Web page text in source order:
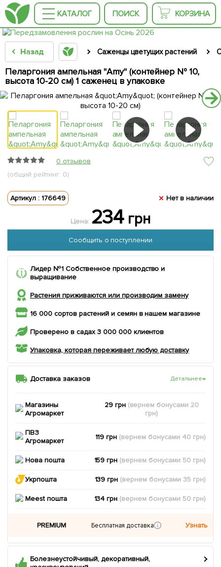
КАТАЛОГ ПОИСК КОРЗИНА
Назад Саженцы цветущих растений
Пеларгония ампельная "Amy" (контейнер № 10,
высота 10-20 см) 1 саженец в упаковке
0 отзывов
(общий рейтинг: 0)
Артикул : 176649 Нет в наличии
Цена: 234грн
Сообщить о поступлении
Лидер №1 Собственное производство и
выращивание
Растения приживаются или производим замену
16 000 сортов растений и семян в нашем магазине
Проверено в садах 3 000 000 клиентов
Упаковка, которая переживает любую доставку
Доставка заказов Детальнее→
Магазины
Агромаркет
29 грн (вернем бонусами 20
грн)
ПВЗ
Агромаркет
119 грн (вернем бонусами 40 грн)
Нова пошта 159 грн (вернем бонусами 50 грн)
Укрпошта 139 грн (вернем бонусами35 грн)
Meest пошта 134 грн (вернем бонусами 50 грн)
PREMIUM Бесплатная доставка Узнать
Болезнеустойчивый, декоративный,